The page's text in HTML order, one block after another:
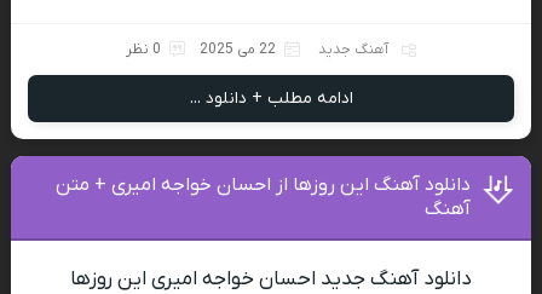
آهنگ جدید 22 می 2025 0 نظر
ادامه مطلب + دانلود ...
دانلود آهنگ این روزها از احسان خواجه امیری + متن
آهنگ
دانلود آهنگ جدید احسان خواجه امیری این روزها